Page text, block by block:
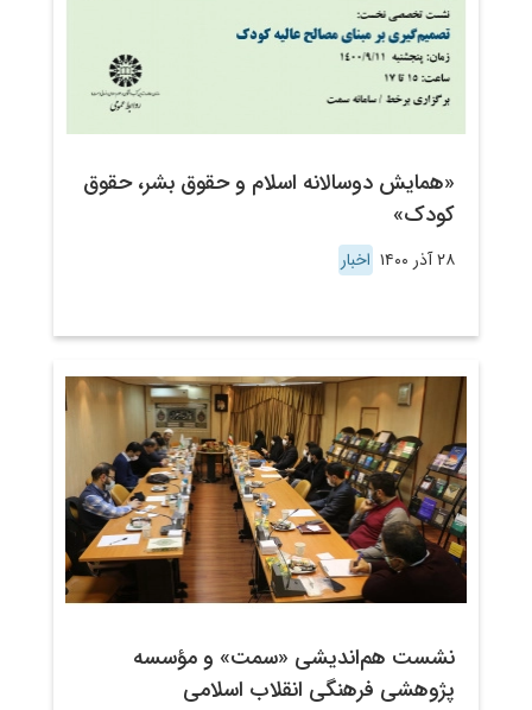
«همایش دوسالانه اسلام و حقوق بشر، حقوق
کودک»
۲۸ آذر ۱۴۰۰ اخبار
نشست هم‌اندیشی «سمت» و مؤسسه
پژوهشی فرهنگی انقلاب اسلامی